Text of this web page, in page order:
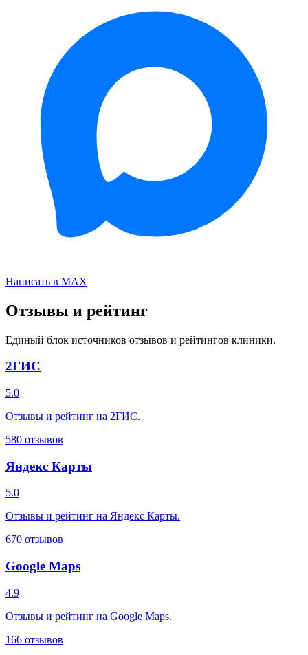
Написать в MAX
Отзывы и рейтинг
Единый блок источников отзывов и рейтингов клиники.
2ГИС
5.0
Отзывы и рейтинг на 2ГИС.
580 отзывов
Яндекс Карты
5.0
Отзывы и рейтинг на Яндекс Карты.
670 отзывов
Google Maps
4.9
Отзывы и рейтинг на Google Maps.
166 отзывов